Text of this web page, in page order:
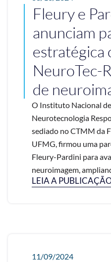
Fleury e
anunciam
estratégica
NeuroTec-
de
O Instituto Nacional
Neurotecnologia
sediado no CTMM da
UFMG, firmou uma
Fleury-Pardini para
neuroimagem,
LEIA A
11/09/2024